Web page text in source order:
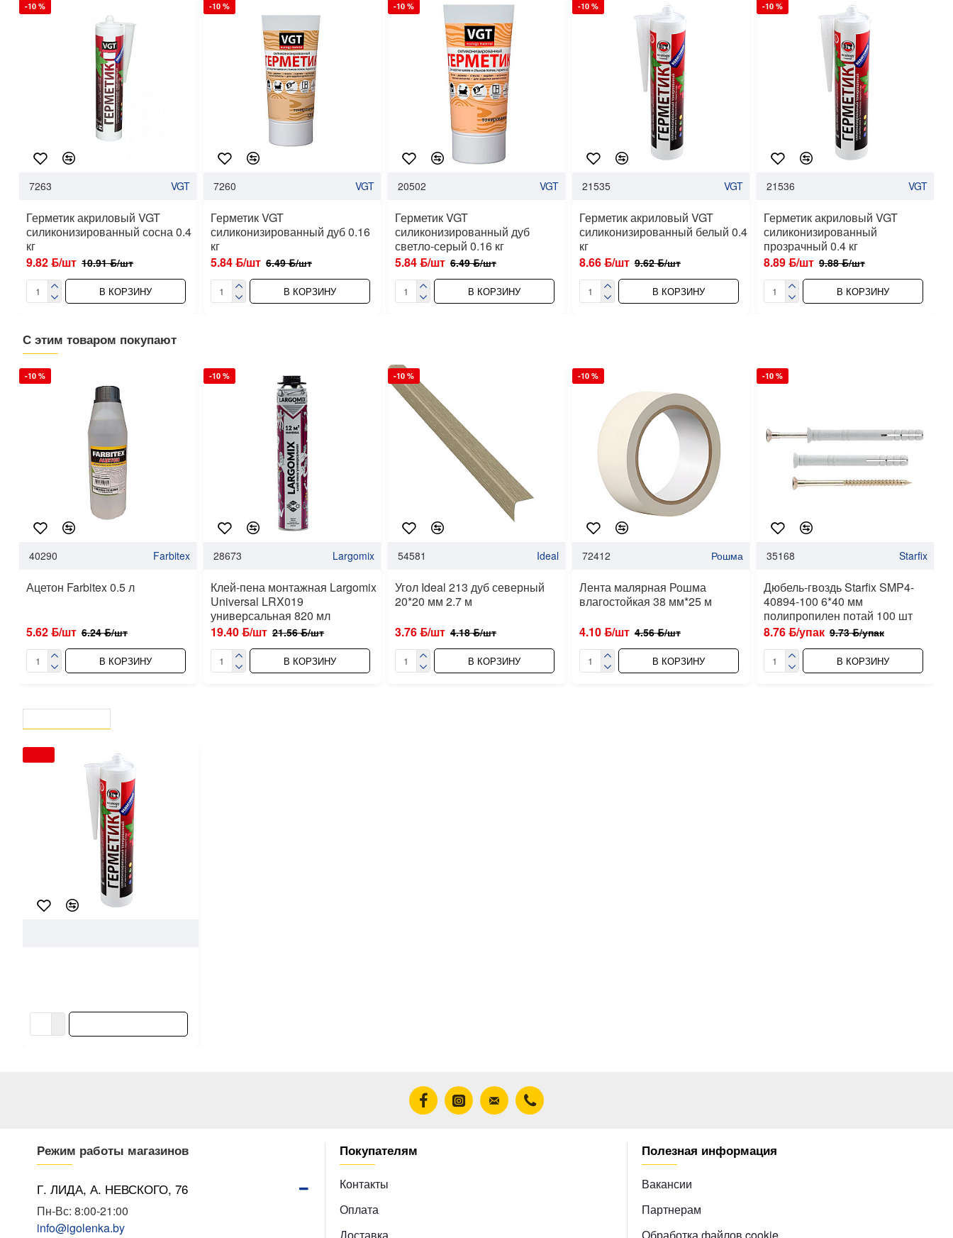
-10 %
7263 VGT
Герметик акриловый VGT
силиконизированный сосна 0.4
кг
9.82 ƃ/шт 10.91 ƃ/шт
В КОРЗИНУ
-10 %
7260 VGT
Герметик VGT
силиконизированный дуб 0.16
кг
5.84 ƃ/шт 6.49 ƃ/шт
В КОРЗИНУ
-10 %
20502 VGT
Герметик VGT
силиконизированный дуб
светло-серый 0.16 кг
5.84 ƃ/шт 6.49 ƃ/шт
В КОРЗИНУ
-10 %
21535 VGT
Герметик акриловый VGT
силиконизированный белый 0.4
кг
8.66 ƃ/шт 9.62 ƃ/шт
В КОРЗИНУ
-10 %
21536 VGT
Герметик акриловый VGT
силиконизированный
прозрачный 0.4 кг
8.89 ƃ/шт 9.88 ƃ/шт
В КОРЗИНУ
С этим товаром покупают
-10 %
40290 Farbitex
Ацетон Farbitex 0.5 л
5.62 ƃ/шт 6.24 ƃ/шт
В КОРЗИНУ
-10 %
28673 Largomix
Клей-пена монтажная Largomix
Universal LRX019
универсальная 820 мл
19.40 ƃ/шт 21.56 ƃ/шт
В КОРЗИНУ
-10 %
54581 Ideal
Угол Ideal 213 дуб северный
20*20 мм 2.7 м
3.76 ƃ/шт 4.18 ƃ/шт
В КОРЗИНУ
-10 %
72412 Рошма
Лента малярная Рошма
влагостойкая 38 мм*25 м
4.10 ƃ/шт 4.56 ƃ/шт
В КОРЗИНУ
-10 %
35168 Starfix
Дюбель-гвоздь Starfix SMP4-
40894-100 6*40 мм
полипропилен потай 100 шт
8.76 ƃ/упак 9.73 ƃ/упак
В КОРЗИНУ
Режим работы магазинов
Г. ЛИДА, А. НЕВСКОГО, 76
Пн-Вс: 8:00-21:00
info@igolenka.by
Покупателям
Контакты
Оплата
Полезная информация
Вакансии
Партнерам